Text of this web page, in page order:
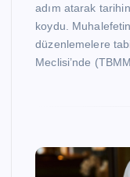
adım atarak
koydu.
düzenlemelere
Meclisi’nde